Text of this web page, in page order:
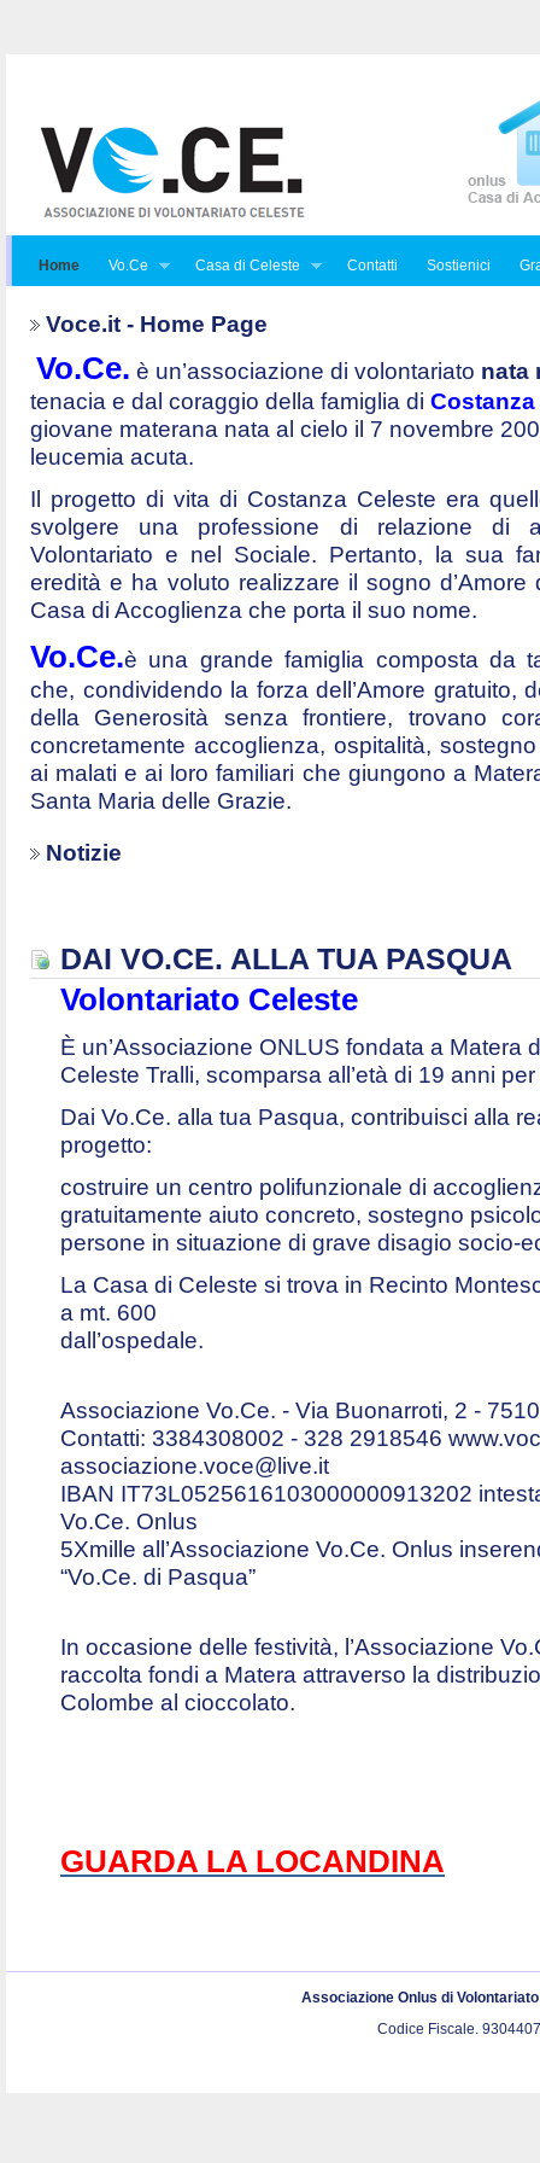
Home Vo.Ce Casa di Celeste Contatti Sostienici
Voce.it - Home Page
Vo.Ce. è un’associazione di volontariato nata
tenacia e dal coraggio della famiglia di
giovane materana nata al cielo il 7 novembre
leucemia acuta.
Il progetto di vita di Costanza Celeste era
svolgere una professione di relazione di
Volontariato e nel Sociale. Pertanto, la sua
eredità e ha voluto realizzare il sogno
Casa di Accoglienza che porta il suo nome.
Vo.Ce.è una grande famiglia composta da
che, condividendo la forza dell’Amore gratuito,
della Generosità senza frontiere, trovano
concretamente accoglienza, ospitalità,
ai malati e ai loro familiari che giungono a
Santa Maria delle Grazie.
Notizie
DAI VO.CE. ALLA TUA PASQUA
Volontariato Celeste
È un’Associazione ONLUS fondata a Matera
Celeste Tralli, scomparsa all’età di 19 anni
Dai Vo.Ce. alla tua Pasqua, contribuisci alla
progetto:
costruire un centro polifunzionale di
gratuitamente aiuto concreto, sostegno
persone in situazione di grave disagio socio-
La Casa di Celeste si trova in Recinto
a mt. 600
dall’ospedale.
Associazione Vo.Ce. - Via Buonarroti, 2 -
Contatti: 3384308002 - 328 2918546
associazione.voce@live.it
IBAN IT73L0525616103000000913202
Vo.Ce. Onlus
5Xmille all’Associazione Vo.Ce. Onlus
“Vo.Ce. di Pasqua”
In occasione delle festività, l’Associazione
raccolta fondi a Matera attraverso la
Colombe al cioccolato.
GUARDA LA LOCANDINA
Associazione Onlus di
Codice Fiscale.